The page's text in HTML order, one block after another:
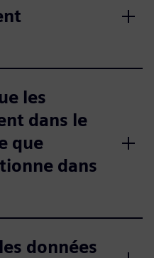
les
dans le
que
dans
données